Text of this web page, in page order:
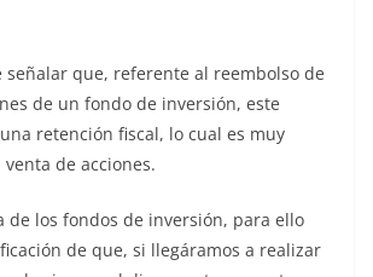
señalar que, referente al reembolso de
de un fondo de inversión, este
retención fiscal, lo cual es muy
de acciones.
de los fondos de inversión, para ello
de que, si llegáramos a realizar